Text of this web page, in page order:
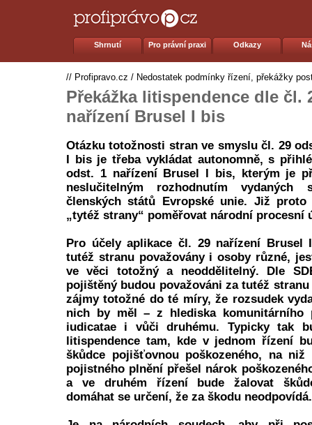
Shrnutí Pro právní praxi Odkazy
// Profipravo.cz / Nedostatek podmínky řízení, překážky
Překážka litispendence dle čl.
nařízení Brusel I bis
Otázku totožnosti stran ve smyslu čl. 29
I bis je třeba vykládat autonomně, s
odst. 1 nařízení Brusel I bis, kterým je
neslučitelným rozhodnutím vydaných
členských států Evropské unie. Již proto
„tytéž strany“ poměřovat národní procesní
Pro účely aplikace čl. 29 nařízení
tutéž stranu považovány i osoby různé,
ve věci totožný a neoddělitelný. Dle
pojištěný budou považováni za tutéž
zájmy totožné do té míry, že rozsudek
nich by měl – z hlediska komunitárního
iudicatae i vůči druhému. Typicky tak
litispendence tam, kde v jednom řízení
škůdce pojišťovnou poškozeného, na
pojistného plnění přešel nárok
a ve druhém řízení bude žalovat
domáhat se určení, že za škodu neodpovídá.